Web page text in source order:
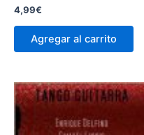
4,99€
Agregar al carrito